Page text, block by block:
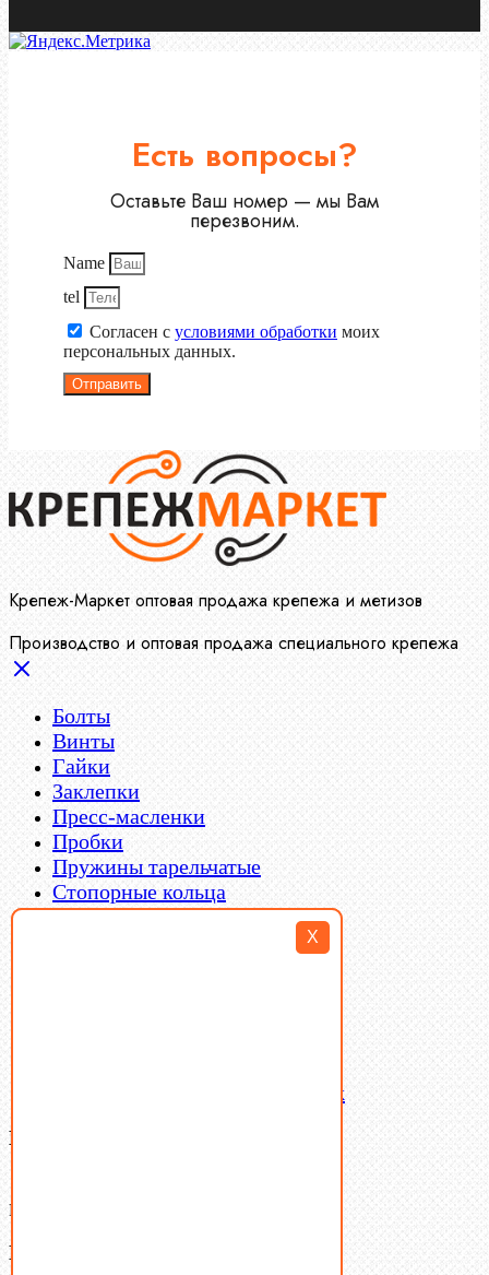
X
Есть вопросы?
Оставьте Ваш номер — мы Вам
перезвоним.
Name
tel
Согласен с условиями обработки моих
персональных данных.
Отправить
Крепеж-Маркет оптовая продажа крепежа и метизов
Производство и оптовая продажа специального крепежа
Болты
Винты
Гайки
Заклепки
Пресс-масленки
Пробки
Пружины тарельчатые
Стопорные кольца
Такелаж
Латунный и бронзовый крепеж
Ваша корзина
В корзине нет товаров.
Поиск